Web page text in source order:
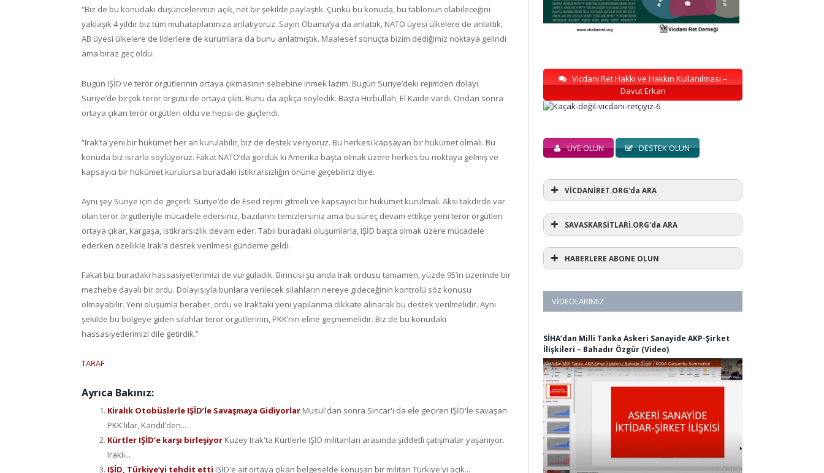
“Biz de bu konudaki düşüncelerimizi açık, net bir şekilde paylaştık. Çünkü bu konuda, bu tablonun olabileceğini
yaklaşık 4 yıldır biz tüm muhataplarımıza anlatıyoruz. Sayın Obama’ya da anlattık, NATO üyesi ülkelere de anlattık,
AB üyesi ülkelere de liderlere de kurumlara da bunu anlatmıştık. Maalesef sonuçta bizim dediğimiz noktaya gelindi
ama biraz geç oldu.
Bugün IŞİD ve terör örgütlerinin ortaya çıkmasının sebebine inmek lazım. Bugün Suriye’deki rejimden dolayı
Suriye’de birçok terör örgütü de ortaya çıktı. Bunu da açıkça söyledik. Başta Hizbullah, El Kaide vardı. Ondan sonra
ortaya çıkan terör örgütleri oldu ve hepsi de güçlendi.
“Irak’ta yeni bir hükümet her an kurulabilir, biz de destek veriyoruz. Bu herkesi kapsayan bir hükümet olmalı. Bu
konuda biz ısrarla söylüyoruz. Fakat NATO’da gördük ki Amerika başta olmak üzere herkes bu noktaya gelmiş ve
kapsayıcı bir hükümet kurulursa buradaki istikrarsızlığın önüne geçebiliriz diye.
Aynı şey Suriye için de geçerli. Suriye’de de Esed rejimi gitmeli ve kapsayıcı bir hükümet kurulmalı. Aksi takdirde var
olan terör örgütleriyle mücadele edersiniz, bazılarını temizlersiniz ama bu süreç devam ettikçe yeni terör örgütleri
ortaya çıkar, kargaşa, istikrarsızlık devam eder. Tabii buradaki oluşumlarla, IŞİD başta olmak üzere mücadele
ederken özellikle Irak’a destek verilmesi gündeme geldi.
Fakat biz buradaki hassasiyetlerimizi de vurguladık. Birincisi şu anda Irak ordusu tamamen, yüzde 95’in üzerinde bir
mezhebe dayalı bir ordu. Dolayısıyla bunlara verilecek silahların nereye gideceğinin kontrolü söz konusu
olmayabilir. Yeni oluşumla beraber, ordu ve Irak’taki yeni yapılanma dikkate alınarak bu destek verilmelidir. Aynı
şekilde bu bölgeye giden silahlar terör örgütlerinin, PKK’nın eline geçmemelidir. Biz de bu konudaki
hassasiyetlerimizi dile getirdik.”
TARAF
Ayrıca Bakınız:
Kiralık Otobüslerle IŞİD’le Savaşmaya Gidiyorlar Musul'dan sonra Sincar'ı da ele geçiren IŞİD'le savaşan
PKK'lılar, Kandil'den...
Kürtler IŞİD’e karşı birleşiyor Kuzey Irak'ta Kürtlerle IŞİD militanları arasında şiddetli çatışmalar yaşanıyor.
Iraklı...
IŞİD, Türkiye’yi tehdit etti IŞİD'e ait ortaya çıkan belgeselde konuşan bir militan Türkiye'yi açık...
Vicdani Ret Hakkı ve Hakkın Kullanılması –
Davut Erkan
ÜYE OLUN DESTEK OLUN
VİCDANİRET.ORG'da ARA
SAVASKARSİTLARİ.ORG'da ARA
HABERLERE ABONE OLUN
VIDEOLARIMIZ
SİHA’dan Milli Tanka Askeri Sanayide AKP-Şirket
İlişkileri – Bahadır Özgür (Video)